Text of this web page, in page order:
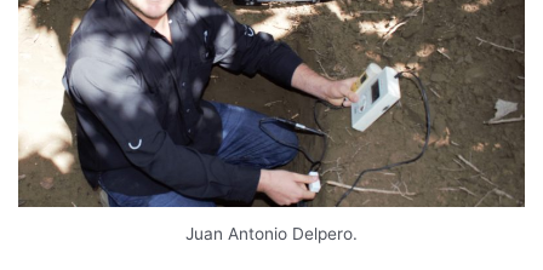
Juan Antonio Delpero.